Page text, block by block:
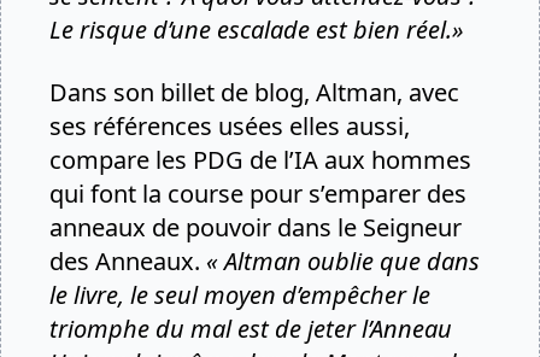
Le risque d’une escalade est bien réel.»
Dans son billet de blog, Altman, avec
ses références usées elles aussi,
compare les PDG de l’IA aux hommes
qui font la course pour s’emparer des
anneaux de pouvoir dans le Seigneur
des Anneaux. « Altman oublie que dans
le livre, le seul moyen d’empêcher le
triomphe du mal est de jeter l’Anneau